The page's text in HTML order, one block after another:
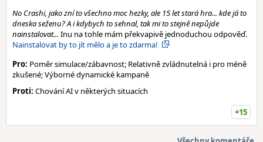
No Crashi, jako zní to všechno moc hezky, ale 15 let stará hra... kde já to
dneska seženu? A i kdybych to sehnal, tak mi to stejně nepůjde
nainstalovat... Inu na tohle mám překvapivě jednoduchou odpověď.
Nainstalovat by to jít mělo a je to zdarma!
Pro: Poměr simulace/zábavnost; Relativně zvládnutelná i pro méně
zkušené; Výborné dynamické kampaně
Proti: Chování AI v některých situacích
+15